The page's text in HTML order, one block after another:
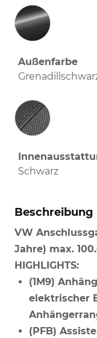
Außenfarbe
Schwarz
Beschreibung
VW
Jahre) max.
HIGHLIGHTS:
(1M9)
elektrischer
(PFB)